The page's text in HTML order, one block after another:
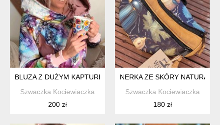
BLUZA Z DUŻYM KAPTUREM
Szwaczka Kociewiaczka
200 zł
NERKA ZE SKÓRY
Szwaczka Kociewiaczka
180 zł